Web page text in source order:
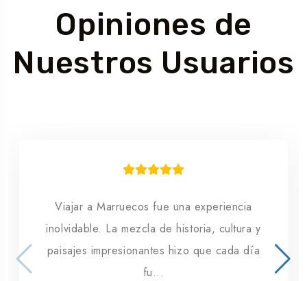
Opiniones de
Nuestros Usuarios
Viajar a Marruecos fue una experiencia
inolvidable. La mezcla de historia, cultura y
paisajes impresionantes hizo que cada día
fu...